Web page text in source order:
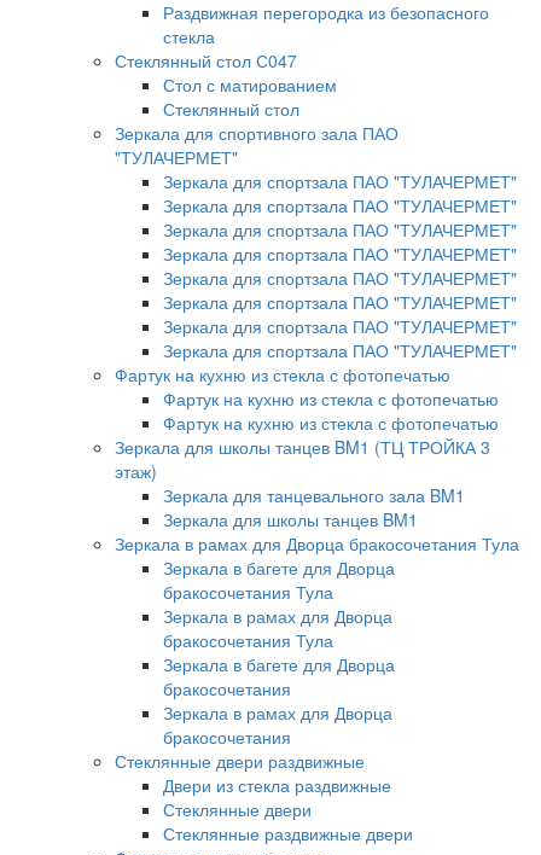
Раздвижная перегородка из безопасного
стекла
Стеклянный стол С047
Стол с матированием
Стеклянный стол
Зеркала для спортивного зала ПАО
"ТУЛАЧЕРМЕТ"
Зеркала для спортзала ПАО "ТУЛАЧЕРМЕТ"
Зеркала для спортзала ПАО "ТУЛАЧЕРМЕТ"
Зеркала для спортзала ПАО "ТУЛАЧЕРМЕТ"
Зеркала для спортзала ПАО "ТУЛАЧЕРМЕТ"
Зеркала для спортзала ПАО "ТУЛАЧЕРМЕТ"
Зеркала для спортзала ПАО "ТУЛАЧЕРМЕТ"
Зеркала для спортзала ПАО "ТУЛАЧЕРМЕТ"
Зеркала для спортзала ПАО "ТУЛАЧЕРМЕТ"
Фартук на кухню из стекла с фотопечатью
Фартук на кухню из стекла с фотопечатью
Фартук на кухню из стекла с фотопечатью
Зеркала для школы танцев BM1 (ТЦ ТРОЙКА 3
этаж)
Зеркала для танцевального зала BM1
Зеркала для школы танцев BM1
Зеркала в рамах для Дворца бракосочетания Тула
Зеркала в багете для Дворца
бракосочетания Тула
Зеркала в рамах для Дворца
бракосочетания Тула
Зеркала в багете для Дворца
бракосочетания
Зеркала в рамах для Дворца
бракосочетания
Стеклянные двери раздвижные
Двери из стекла раздвижные
Стеклянные двери
Стеклянные раздвижные двери